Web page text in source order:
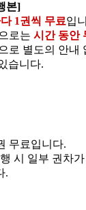
본]
1권씩 무료입
로는 시간 동안
로 별도의 안내
습니다.
무료입니다.
시 일부 권차
.